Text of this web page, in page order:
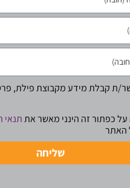
ת קבלת מידע מקבוצת פילת,
על כפתור זה הינני מאשר אתתנאי
האתר
שליחה